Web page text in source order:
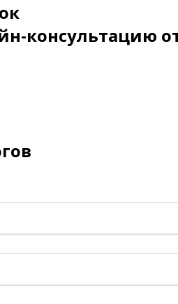
консультацию